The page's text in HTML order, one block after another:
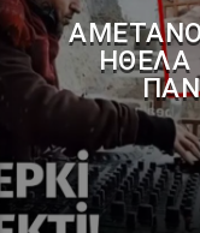
ΗΘΕΛΑ